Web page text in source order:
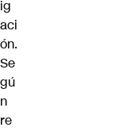
ig
aci
ón.
Se
gú
n
re